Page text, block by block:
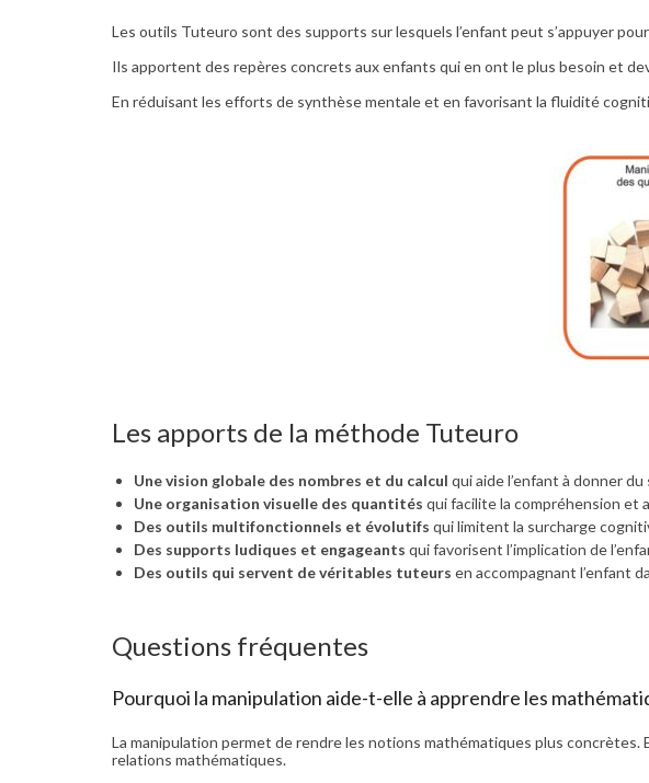
Les outils Tuteuro sont des supports sur lesquels l’enfant peut s’appuyer
Ils apportent des repères concrets aux enfants qui en ont le plus besoin et
En réduisant les efforts de synthèse mentale et en favorisant la fluidité
Les apports de la méthode Tuteuro
Une vision globale des nombres et du calcul qui aide l’enfant à donner
Une organisation visuelle des quantités qui facilite la compréhension et
Des outils multifonctionnels et évolutifs qui limitent la surcharge
Des supports ludiques et engageants qui favorisent l’implication de
Des outils qui servent de véritables tuteurs en accompagnant l’enfant
Questions fréquentes
Pourquoi la manipulation aide-t-elle à apprendre les
La manipulation permet de rendre les notions mathématiques plus
relations mathématiques.